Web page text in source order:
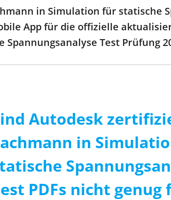
in Simulation für statische
App für die offizielle
Test Prüfung
Autodesk
in
PDFs nicht genug